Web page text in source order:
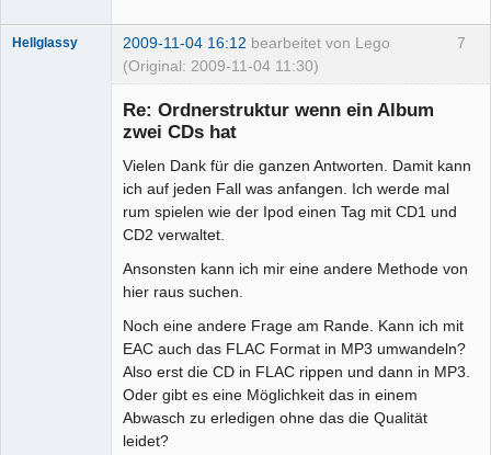
7
Hellglassy 2009-11-04 16:12 bearbeitet von Lego
(Original: 2009-11-04 11:30)
Re: Ordnerstruktur wenn ein Album
zwei CDs hat
Vielen Dank für die ganzen Antworten. Damit kann
ich auf jeden Fall was anfangen. Ich werde mal
rum spielen wie der Ipod einen Tag mit CD1 und
CD2 verwaltet.
Ansonsten kann ich mir eine andere Methode von
hier raus suchen.
Noch eine andere Frage am Rande. Kann ich mit
EAC auch das FLAC Format in MP3 umwandeln?
Also erst die CD in FLAC rippen und dann in MP3.
Oder gibt es eine Möglichkeit das in einem
Abwasch zu erledigen ohne das die Qualität
leidet?